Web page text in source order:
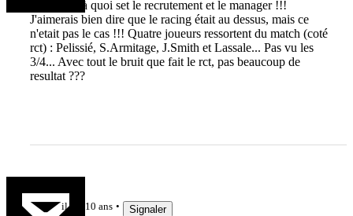
demander à quoi set le recrutement et le manager !!!
J'aimerais bien dire que le racing était au dessus, mais ce
n'etait pas le cas !!! Quatre joueurs ressortent du match (coté
rct) : Pelissié, S.Armitage, J.Smith et Lassale... Pas vu les
3/4... Avec tout le bruit que fait le rct, pas beaucoup de
resultat ???
il y a 10 ans Signaler